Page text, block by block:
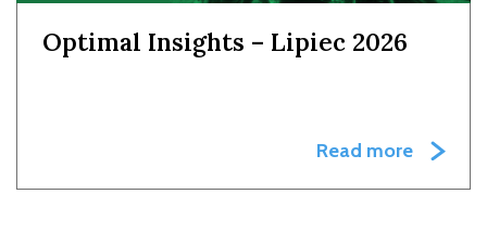
Optimal Insights – Lipiec 2026
Read more